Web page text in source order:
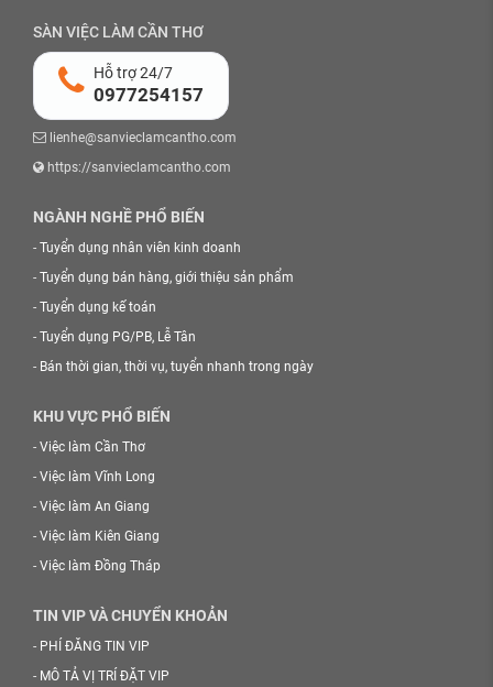
SÀN VIỆC LÀM CẦN THƠ
Hỗ trợ 24/7
0977254157
lienhe@sanvieclamcantho.com
https://sanvieclamcantho.com
NGÀNH NGHỀ PHỔ BIẾN
- Tuyển dụng nhân viên kinh doanh
- Tuyển dụng bán hàng, giới thiệu sản phẩm
- Tuyển dụng kế toán
- Tuyển dụng PG/PB, Lễ Tân
- Bán thời gian, thời vụ, tuyển nhanh trong ngày
KHU VỰC PHỔ BIẾN
- Việc làm Cần Thơ
- Việc làm Vĩnh Long
- Việc làm An Giang
- Việc làm Kiên Giang
- Việc làm Đồng Tháp
TIN VIP VÀ CHUYỂN KHOẢN
- PHÍ ĐĂNG TIN VIP
- MÔ TẢ VỊ TRÍ ĐẶT VIP